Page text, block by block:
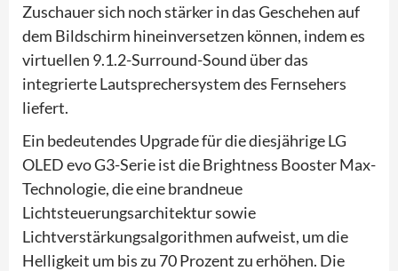
Zuschauer sich noch stärker in das Geschehen auf
dem Bildschirm hineinversetzen können, indem es
virtuellen 9.1.2-Surround-Sound über das
integrierte Lautsprechersystem des Fernsehers
liefert.
Ein bedeutendes Upgrade für die diesjährige LG
OLED evo G3-Serie ist die Brightness Booster Max-
Technologie, die eine brandneue
Lichtsteuerungsarchitektur sowie
Lichtverstärkungsalgorithmen aufweist, um die
Helligkeit um bis zu 70 Prozent zu erhöhen. Die